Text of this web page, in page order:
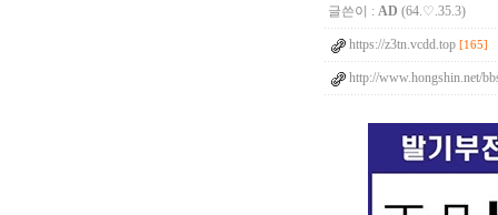
글쓴이 : AD (64.♡.35.3)
https://z3tn.vcdd.top [165]
http://www.hongshin.net/